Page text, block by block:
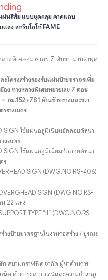
ฝนสีส้ม แบบชุดคลุม คาดแถบ
แสง สกรีนโลโก้ FAME
ลวงพิเศษหมายเลข 7 พัทยา-มาบตาพุด
ะโครงสร้างรองรับแผ่นป้ายจราจรเพิ่ม
อง ทางหลวงพิเศษหมายเลข 7 ตอน
กม.152+781 ด้านซ้ายทางและขวา
รางเมตร
SIGN ใช้แผ่นอลูมิเนียมอัลลอยด์หนา
งเมตร
SIGN ใช้แผ่นอลูมิเนียมอัลลอยด์หนา
ร
SIGN (DWG.NO.RS-406)
SIGN (DWG.NO.RS-
น 22 แห่ง
TYPE “II” (DWG.NO.RS-
ร้างป้ายมาตรฐานในงานก่อสร้าง / บูรณะ
สยามทราฟฟิค จำกัด ผู้นำด้านการ
นิด ด้วยประสบการณ์และความชำนาญ